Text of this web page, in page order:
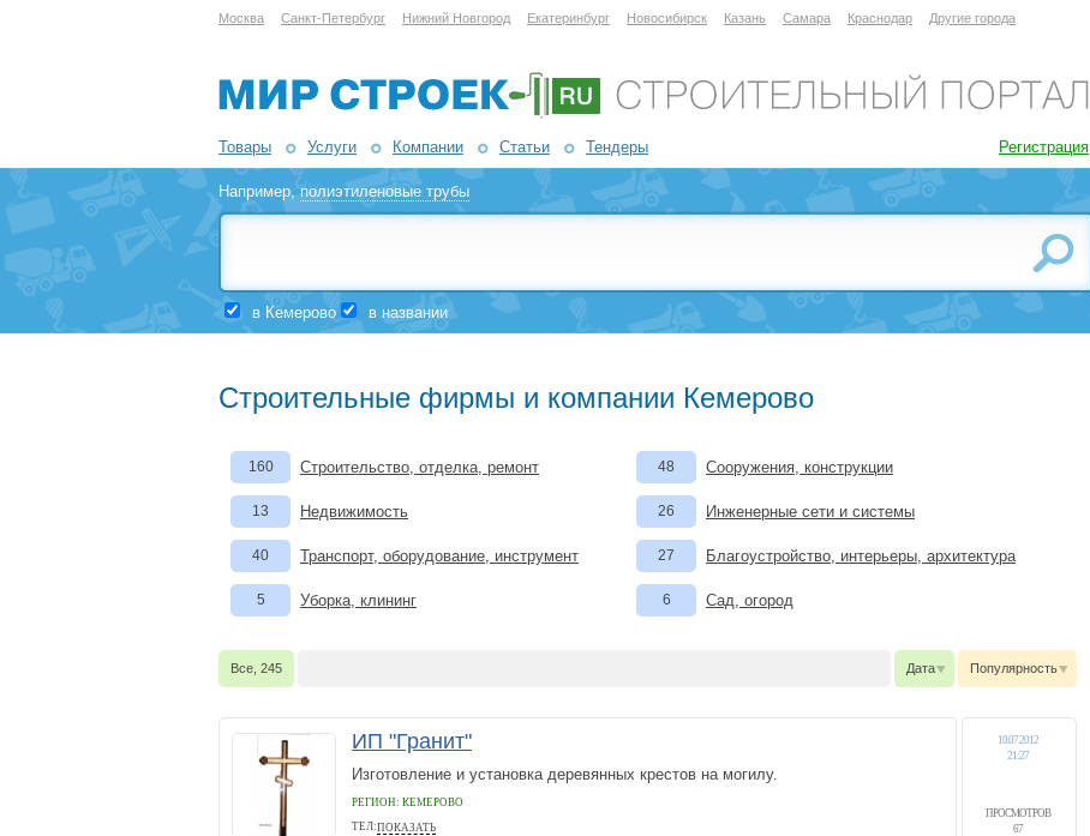
Москва Санкт-Петербург Нижний Новгород Екатеринбург Новосибирск Казань Самара Краснодар Другие города
Товары Услуги Компании Статьи Тендеры Регистрация
Например,полиэтиленовые трубы
в Кемерово в названии
Строительные фирмы и компании Кемерово
160 Строительство, отделка, ремонт
13 Недвижимость
40 Транспорт, оборудование, инструмент
5 Уборка, клининг
48 Сооружения, конструкции
26 Инженерные сети и системы
27 Благоустройство, интерьеры, архитектура
6 Сад, огород
Все, 245 Дата Популярность
ИП "Гранит"
Изготовление и установка деревянных крестов на могилу.
РЕГИОН: КЕМЕРОВО
ТЕЛ:ПОКАЗАТЬ
89511701582
ПРОСМОТРОВ
67
10.07.2012
21:27